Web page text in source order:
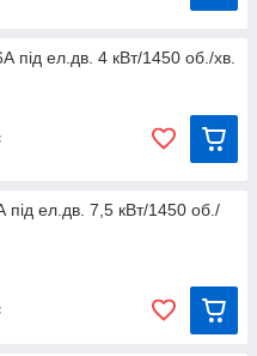
вихрових консольних
> > >
вихрових консольних
ВКО включає в себе
натисніть потрібну
ВКО 1/16
під ел.дв. 4 кВт/1450 об./хв.
під ел.дв. 7,5 кВт/1450 об./